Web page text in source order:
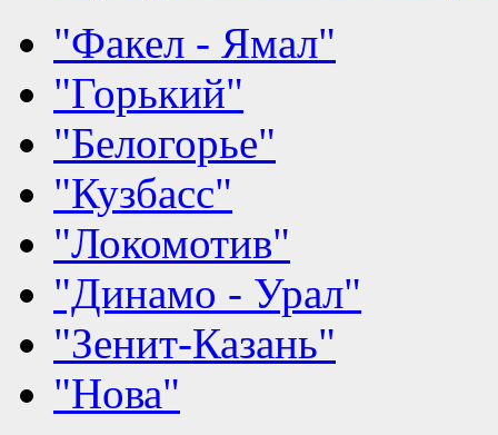
"Факел - Ямал"
"Горький"
"Белогорье"
"Кузбасс"
"Локомотив"
"Динамо - Урал"
"Зенит-Казань"
"Нова"